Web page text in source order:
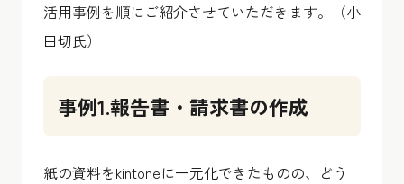
活用事例を順にご紹介させていただきます。（小
田切氏）
事例1.報告書・請求書の作成
紙の資料をkintoneに一元化できたものの、どう